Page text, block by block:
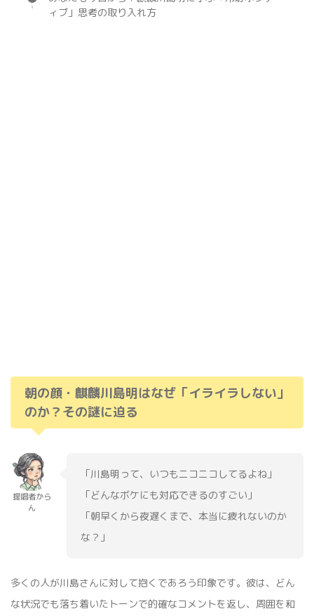
ィブ」思考の取り入れ方
朝の顔・麒麟川島明はなぜ「イライラしない」
のか？その謎に迫る
提唱者から
ん
「川島明って、いつもニコニコしてるよね」
「どんなボケにも対応できるのすごい」
「朝早くから夜遅くまで、本当に疲れないのか
な？」
多くの人が川島さんに対して抱くであろう印象です。彼は、どん
な状況でも落ち着いたトーンで的確なコメントを返し、周囲を和